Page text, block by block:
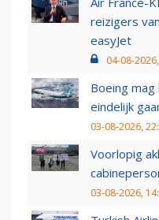
reizigers
easyJet
04-08-
Boeing
eindelijk
03-08-2026,
Voorlopig
03-08-2026,